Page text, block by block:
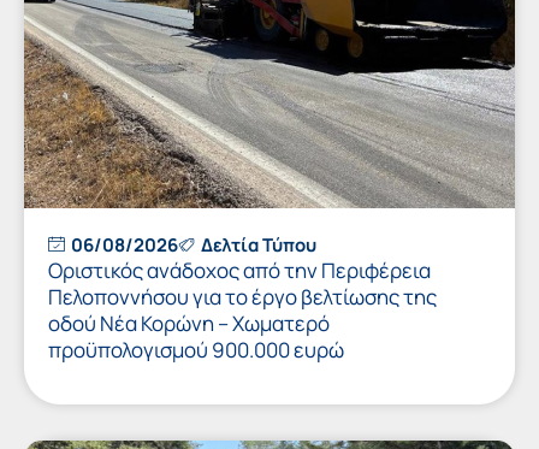
06/08/2026 Δελτία Τύπου
Οριστικός ανάδοχος από την Περιφέρεια
Πελοποννήσου για το έργο βελτίωσης της
οδού Νέα Κορώνη – Χωματερό
προϋπολογισμού 900.000 ευρώ